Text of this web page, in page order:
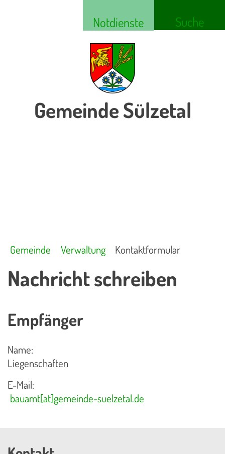
Notdienste Suche
Gemeinde Sülzetal
Gemeinde Verwaltung Kontaktformular
Nachricht schreiben
Empfänger
Name:
Liegenschaften
E-Mail:
bauamt[at]gemeinde-suelzetal.de